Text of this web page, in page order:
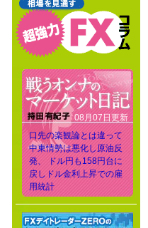
08月07日更新
口先の楽観論とは違って
中東情勢は悪化し原油反
発、 ドル円も158円台に
戻しドル金利上昇での雇
用統計